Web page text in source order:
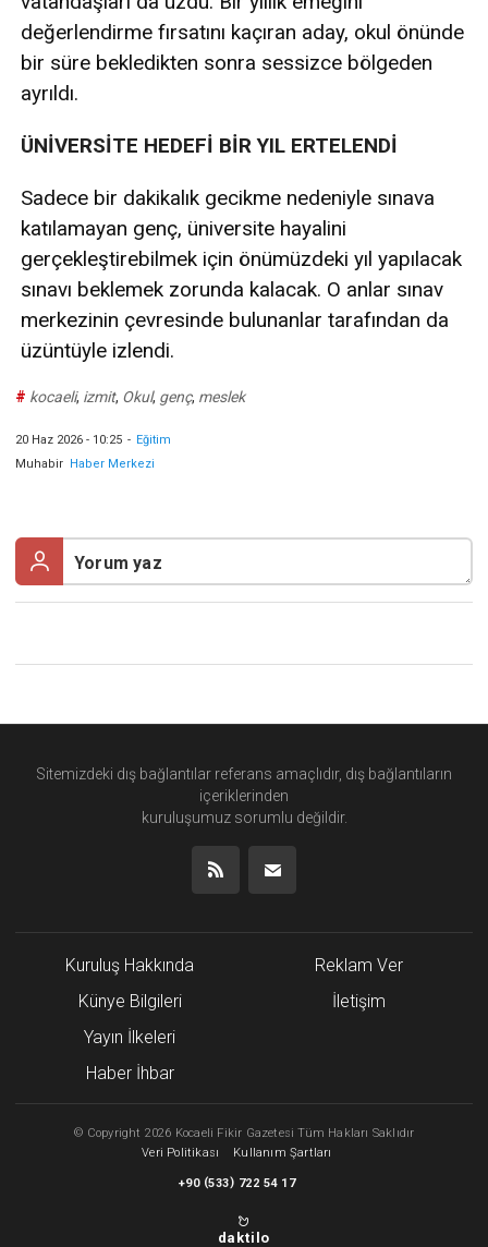
değerlendirme fırsatını kaçıran aday, okul önünde
bir süre bekledikten sonra sessizce bölgeden
ayrıldı.
ÜNİVERSİTE HEDEFİ BİR YIL ERTELENDİ
Sadece bir dakikalık gecikme nedeniyle sınava
katılamayan genç, üniversite hayalini
gerçekleştirebilmek için önümüzdeki yıl yapılacak
sınavı beklemek zorunda kalacak. O anlar sınav
merkezinin çevresinde bulunanlar tarafından da
üzüntüyle izlendi.
# kocaeli, izmit, Okul, genç, meslek
20 Haz 2026 - 10:25 - Eğitim
Muhabir Haber Merkezi
Sitemizdeki dış bağlantılar referans amaçlıdır, dış bağlantıların
içeriklerinden
kuruluşumuz sorumlu değildir.
Kuruluş Hakkında
Künye Bilgileri
Yayın İlkeleri
Haber İhbar
Reklam Ver
İletişim
© Copyright 2026 Kocaeli Fikir Gazetesi Tüm Hakları Saklıdır
Veri Politikası
Kullanım Şartları
+90 (533) 722 54 17
daktilo